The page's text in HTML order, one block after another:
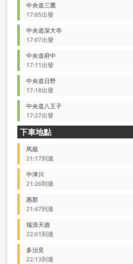
中央道三鷹
17:05出發
中央道深大寺
17:07出發
中央道府中
17:11出發
中央道日野
17:18出發
中央道八王子
17:27出發
下車地點
馬籠
21:17到達
中津川
21:26到達
惠那
21:47到達
瑞浪天德
22:01到達
多治見
22:13到達